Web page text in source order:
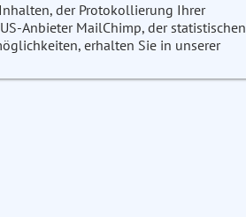
der Protokollierung Ihrer
Anbieter MailChimp, der statistischen
erhalten Sie in unserer